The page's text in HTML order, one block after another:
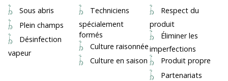
Sous abris
Plein champs
Désinfection
vapeur
Techniciens
spécialement
formés
Culture raisonnée
Culture en saison
Respect du
produit
Éliminer les
imperfections
Produit propre
Partenariats